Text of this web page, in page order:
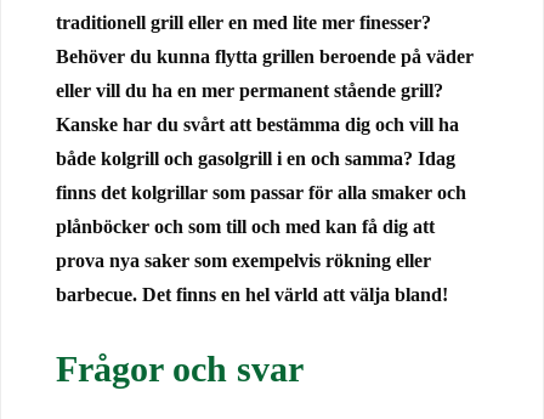
traditionell grill eller en med lite mer finesser?
Behöver du kunna flytta grillen beroende på väder
eller vill du ha en mer permanent stående grill?
Kanske har du svårt att bestämma dig och vill ha
både kolgrill och gasolgrill i en och samma? Idag
finns det kolgrillar som passar för alla smaker och
plånböcker och som till och med kan få dig att
prova nya saker som exempelvis rökning eller
barbecue. Det finns en hel värld att välja bland!
Frågor och svar